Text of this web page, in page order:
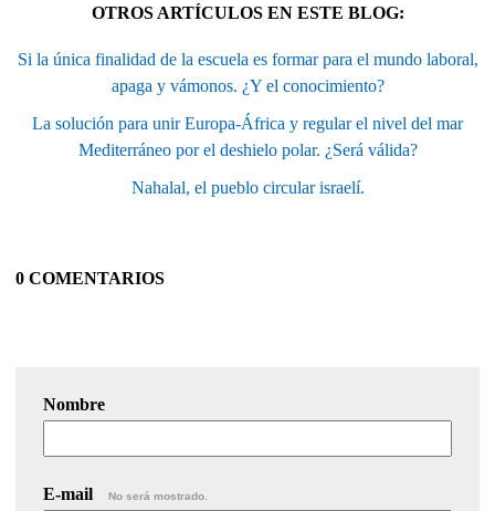
OTROS ARTÍCULOS EN ESTE BLOG:
Si la única finalidad de la escuela es formar para el mundo laboral,
apaga y vámonos. ¿Y el conocimiento?
La solución para unir Europa-África y regular el nivel del mar
Mediterráneo por el deshielo polar. ¿Será válida?
Nahalal, el pueblo circular israelí.
0 COMENTARIOS
Nombre
E-mail No será mostrado.